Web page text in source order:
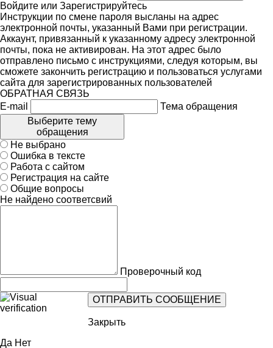
Войдите или Зарегистрируйтесь
Инструкции по смене пароля высланы на адрес
электронной почты, указанный Вами при регистрации.
Аккаунт, привязанный к указанному адресу электронной
почты, пока не активирован. На этот адрес было
отправлено письмо с инструкциями, следуя которым, вы
сможете закончить регистрацию и пользоваться услугами
сайта для зарегистрированных пользователей
ОБРАТНАЯ СВЯЗЬ
E-mail
Тема обращения
Выберите тему
обращения
Не выбрано
Ошибка в тексте
Работа с сайтом
Регистрация на сайте
Общие вопросы
Не найдено соответсвий
Проверочный код
Закрыть
Да Нет